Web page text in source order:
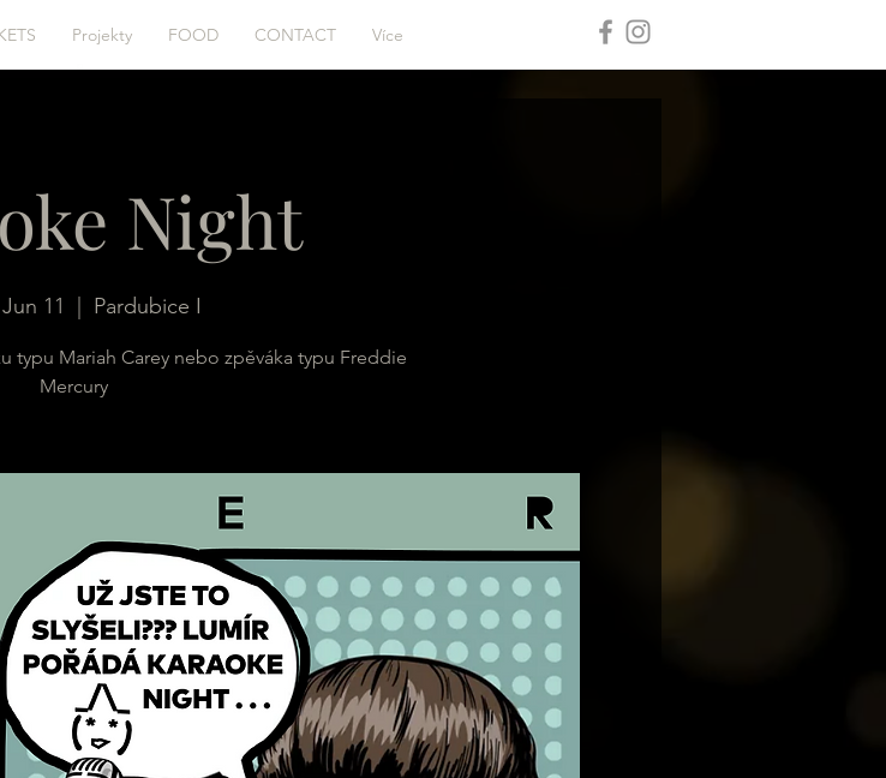
Projekty FOOD CONTACT Více
Night
11 Pardubice I
typu Mariah Carey nebo zpěváka typu Freddie
Mercury